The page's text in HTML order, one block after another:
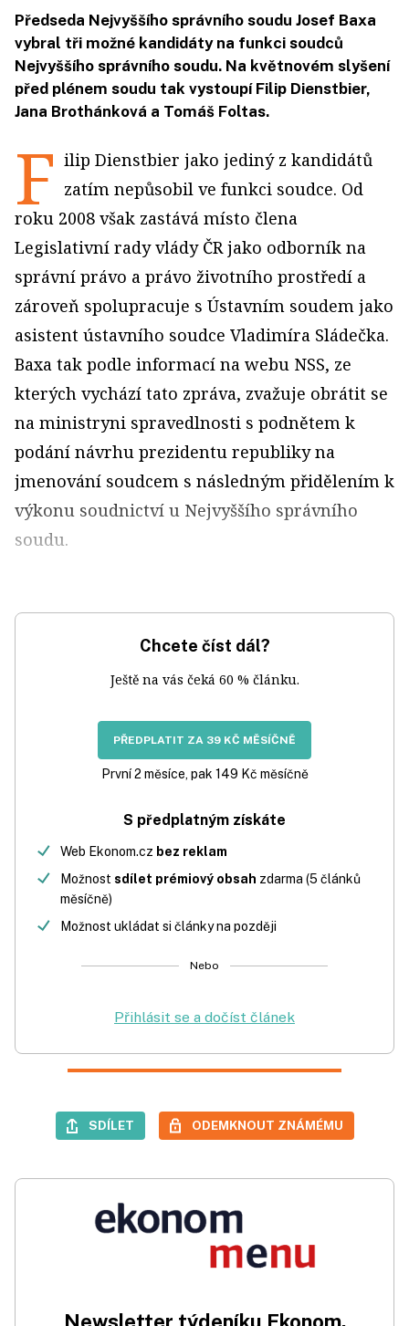
Předseda Nejvyššího správního soudu Josef Baxa
vybral tři možné kandidáty na funkci soudců
Nejvyššího správního soudu. Na květnovém slyšení
před plénem soudu tak vystoupí Filip Dienstbier,
Jana Brothánková a Tomáš Foltas.
F ilip Dienstbier jako jediný z kandidátů
zatím nepůsobil ve funkci soudce. Od
roku 2008 však zastává místo člena
Legislativní rady vlády ČR jako odborník na
správní právo a právo životního prostředí a
zároveň spolupracuje s Ústavním soudem jako
asistent ústavního soudce Vladimíra Sládečka.
Baxa tak podle informací na webu NSS, ze
kterých vychází tato zpráva, zvažuje obrátit se
na ministryni spravedlnosti s podnětem k
podání návrhu prezidentu republiky na
jmenování soudcem s následným přidělením k
výkonu soudnictví u Nejvyššího správního
soudu.
Chcete číst dál?
Ještě na vás čeká 60 % článku.
PŘEDPLATIT ZA 39 KČ MĚSÍČNĚ
První 2 měsíce, pak 149 Kč měsíčně
S předplatným získáte
Web Ekonom.cz bez reklam
Možnost sdílet prémiový obsah zdarma (5 článků
měsíčně)
Možnost ukládat si články na později
Nebo
Přihlásit se a dočíst článek
SDÍLET ODEMKNOUT ZNÁMÉMU